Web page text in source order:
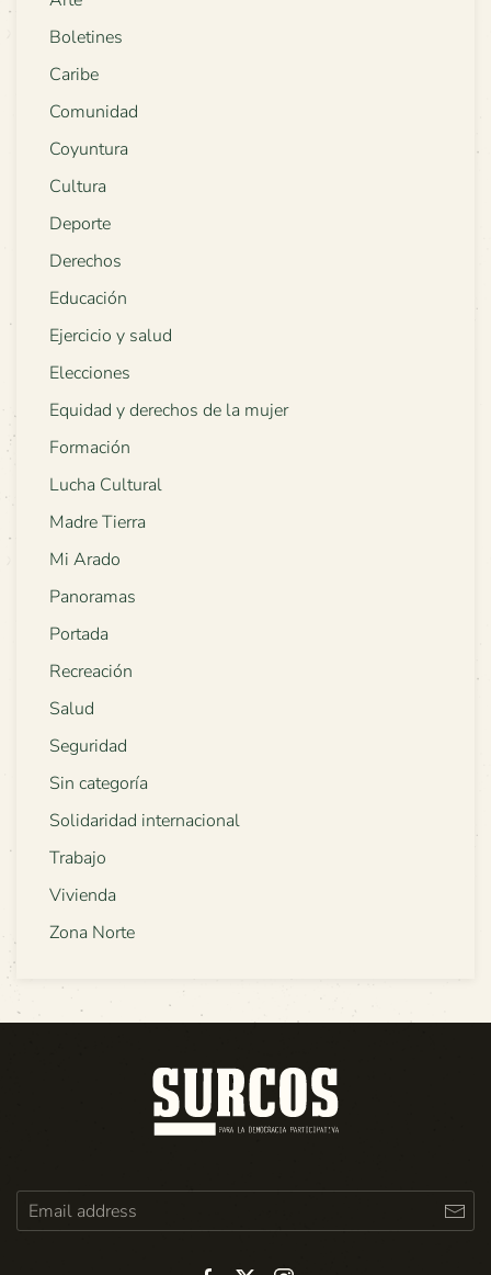
Boletines
Caribe
Comunidad
Coyuntura
Cultura
Deporte
Derechos
Educación
Ejercicio y salud
Elecciones
Equidad y derechos de la mujer
Formación
Lucha Cultural
Madre Tierra
Mi Arado
Panoramas
Portada
Recreación
Salud
Seguridad
Sin categoría
Solidaridad internacional
Trabajo
Vivienda
Zona Norte